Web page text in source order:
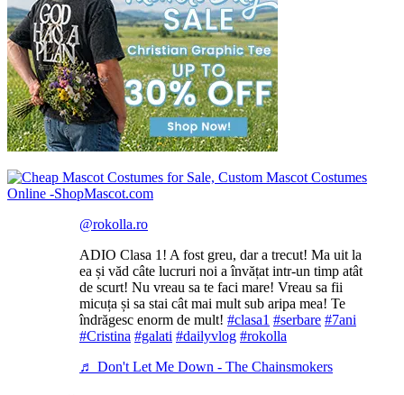
@rokolla.ro
ADIO Clasa 1! A fost greu, dar a trecut! Ma uit la
ea și văd câte lucruri noi a învățat intr-un timp atât
de scurt! Nu vreau sa te faci mare! Vreau sa fii
micuța și sa stai cât mai mult sub aripa mea! Te
îndrăgesc enorm de mult! #clasa1 #serbare #7ani
#Cristina #galati #dailyvlog #rokolla
♬ Don't Let Me Down - The Chainsmokers